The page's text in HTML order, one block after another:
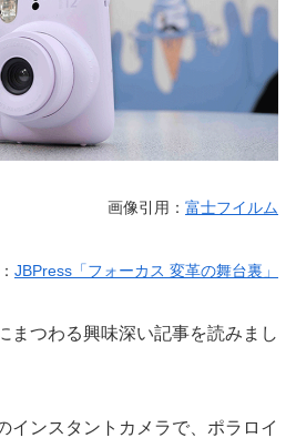
画像引用： 富士フイルム
JBPress「フォーカス 変革の舞台裏」
まつわる興味深い記事を読みまし
インスタントカメラで、ポラロイ